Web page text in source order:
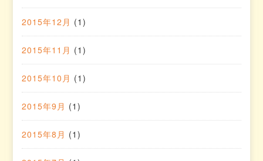
2015年12月 (1)
2015年11月 (1)
2015年10月 (1)
2015年9月 (1)
2015年8月 (1)